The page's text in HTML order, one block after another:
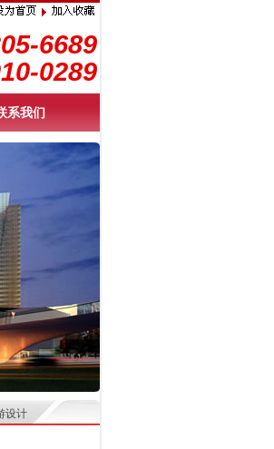
6689
0289
系我们
设计